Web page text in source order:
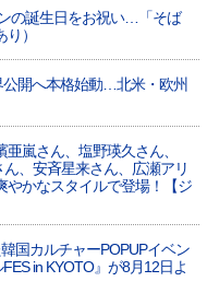
の誕生日をお祝い…「そば
）
開へ本格始動…北米・欧州
嵐さん、塩野瑛久さん、
ん、安斉星来さん、広瀬アリ
やかなスタイルで登場！【ジ
国カルチャーPOPUPイベン
in KYOTO』が8月12日よ